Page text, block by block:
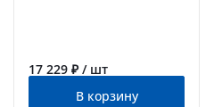
17 229 ₽ / шт
В корзину